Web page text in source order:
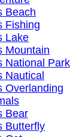
Beach
Fishing
Lake
Mountain
National Park
Nautical
Overlanding
Bear
Butterfly